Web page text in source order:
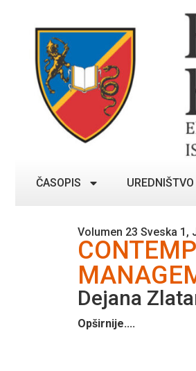
ČASOPIS UREDNIŠTVO
Volumen 23 Sveska 1,
Dejana
Opširnije....